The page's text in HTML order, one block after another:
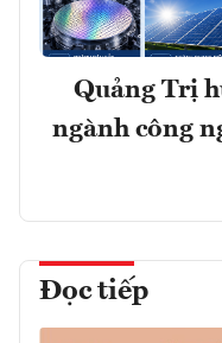
Quảng Trị
ngành công
Đọc tiếp